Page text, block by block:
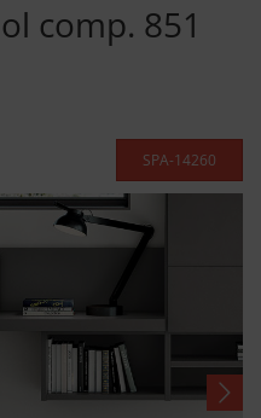
comp. 851
SPA-14260